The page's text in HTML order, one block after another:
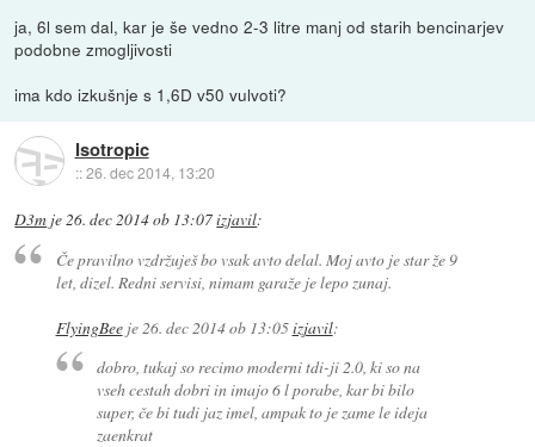
ja, 6l sem dal, kar je še vedno 2-3 litre manj od starih bencinarjev
podobne zmogljivosti
ima kdo izkušnje s 1,6D v50 vulvoti?
Isotropic
::26. dec 2014, 13:20
D3m je26. dec 2014 ob 13:07izjavil:
Če pravilno vzdržuješ bo vsak avto delal. Moj avto je star že 9
let, dizel. Redni servisi, nimam garaže je lepo zunaj.
FlyingBeeje26. dec 2014 ob 13:05izjavil:
dobro, tukaj so recimo moderni tdi-ji 2.0, ki so na
vseh cestah dobri in imajo 6 l porabe, kar bi bilo
super, če bi tudi jaz imel, ampak to je zame le ideja
zaenkrat